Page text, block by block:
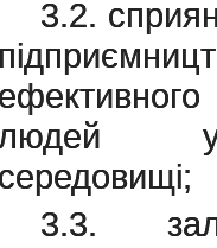
3.2.
у
середовищі;
3.3.